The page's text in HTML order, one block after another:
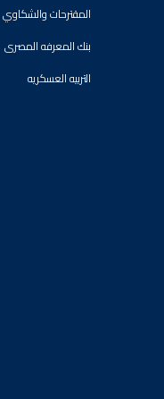
المقترحات والشكاوي
بنك المعرفه المصرى
التربيه العسكريه